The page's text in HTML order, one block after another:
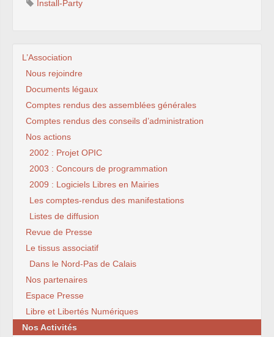
Install-Party
L’Association
Nous rejoindre
Documents légaux
Comptes rendus des assemblées générales
Comptes rendus des conseils d’administration
Nos actions
2002 : Projet OPIC
2003 : Concours de programmation
2009 : Logiciels Libres en Mairies
Les comptes-rendus des manifestations
Listes de diffusion
Revue de Presse
Le tissus associatif
Dans le Nord-Pas de Calais
Nos partenaires
Espace Presse
Libre et Libertés Numériques
Nos Activités